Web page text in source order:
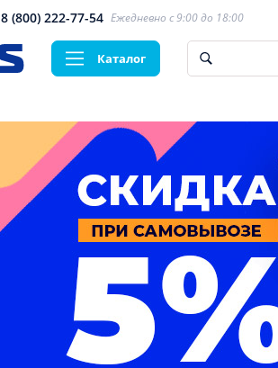
8 (800) 222-77-54 Ежедневно с 9:00 до 18:00
Каталог